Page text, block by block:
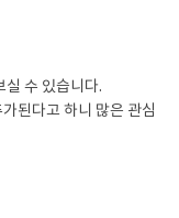
수 있습니다.
된다고 하니 많은 관심